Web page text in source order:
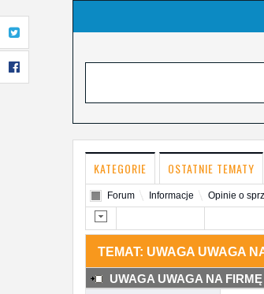
KATEGORIE OSTATNIE TEMATY
Forum Informacje Opinie o
TEMAT: UWAGA UWAGA
UWAGA UWAGA NA